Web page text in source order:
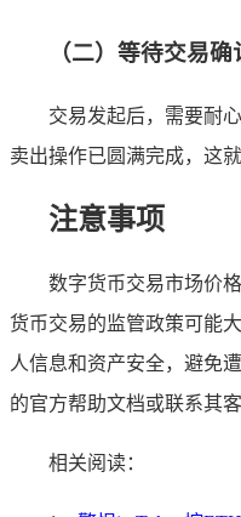
（二）等待交易确
交易发起后，需要耐
卖出操作已圆满完成，这
注意事项
数字货币交易市场价
货币交易的监管政策可能
人信息和资产安全，避免
的官方帮助文档或联系其
相关阅读：